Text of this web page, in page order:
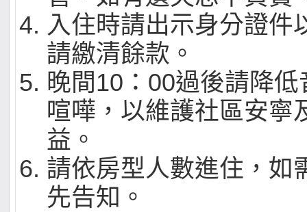
入住時請出示身分證件
請繳清餘款。
晚間10：00過後請降
喧嘩，以維護社區安寧
益。
請依房型人數進住，如
先告知。